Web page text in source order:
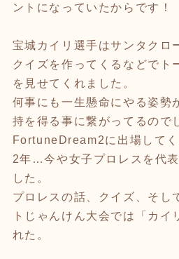
ントになっていたからです！
宝城カイリ選手はサンタクロ
クイズを作ってくるなどでト
を見せてくれました。
何事にも一生懸命にやる姿勢
持を得る事に繋がってるので
FortuneDream2に出場して
2年…今や女子プロレスを代
した。
プロレスの話、クイズ、そ
トじゃんけん大会では「カイ
れた。